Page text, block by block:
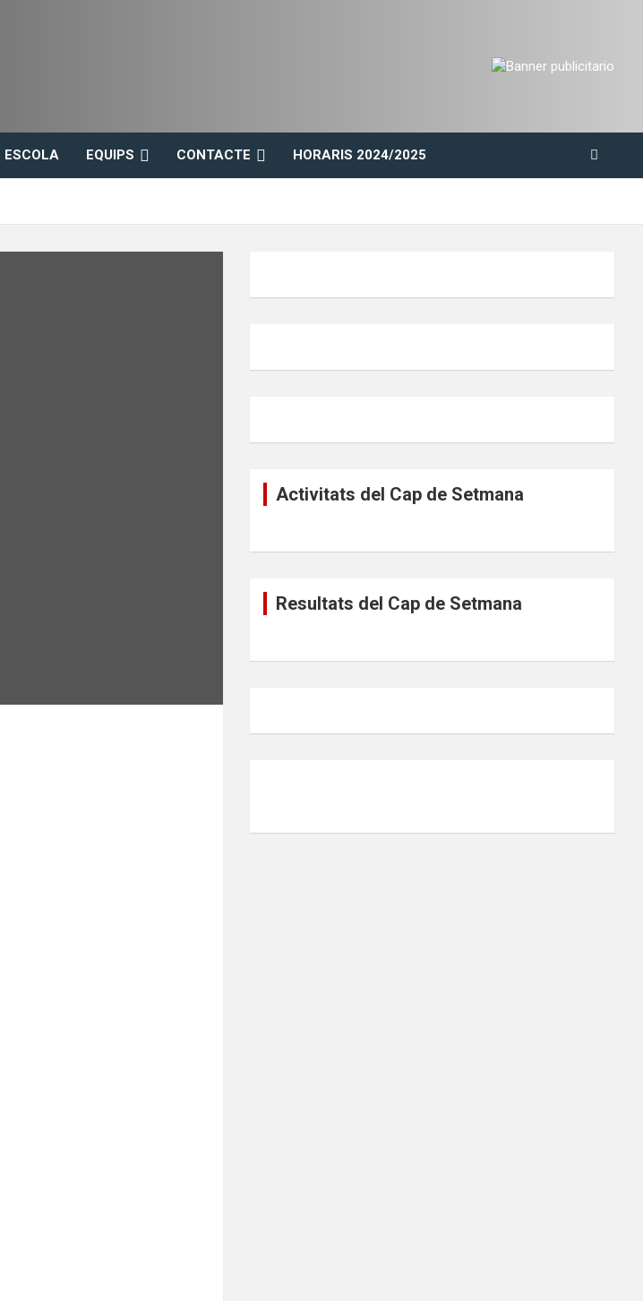
ESCOLA EQUIPS CONTACTE HORARIS 2024/2025
Activitats del Cap de Setmana
Resultats del Cap de Setmana